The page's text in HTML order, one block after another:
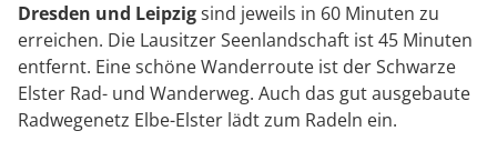
Dresden und Leipzigsind jeweils in 60 Minuten zu
erreichen. Die Lausitzer Seenlandschaft ist 45 Minuten
entfernt. Eine schöne Wanderroute ist der Schwarze
Elster Rad- und Wanderweg. Auch das gut ausgebaute
Radwegenetz Elbe-Elster lädt zum Radeln ein.